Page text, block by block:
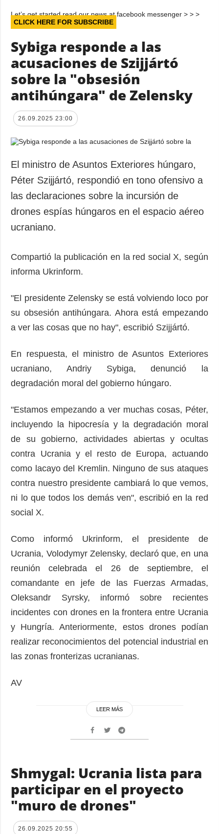
Let’s get started read our news at facebook messenger > > >
CLICK HERE FOR SUBSCRIBE
Sybiga responde a las
acusaciones de Szijjártó
sobre la "obsesión
antihúngara" de Zelensky
26.09.2025 23:00
El ministro de Asuntos Exteriores húngaro,
Péter Szijjártó, respondió en tono ofensivo a
las declaraciones sobre la incursión de
drones espías húngaros en el espacio aéreo
ucraniano.
Compartió la publicación en la red social X, según
informa Ukrinform.
"El presidente Zelensky se está volviendo loco por
su obsesión antihúngara. Ahora está empezando
a ver las cosas que no hay", escribió Szijjártó.
En respuesta, el ministro de Asuntos Exteriores
ucraniano, Andriy Sybiga, denunció la
degradación moral del gobierno húngaro.
"Estamos empezando a ver muchas cosas, Péter,
incluyendo la hipocresía y la degradación moral
de su gobierno, actividades abiertas y ocultas
contra Ucrania y el resto de Europa, actuando
como lacayo del Kremlin. Ninguno de sus ataques
contra nuestro presidente cambiará lo que vemos,
ni lo que todos los demás ven", escribió en la red
social X.
Como informó Ukrinform, el presidente de
Ucrania, Volodymyr Zelensky, declaró que, en una
reunión celebrada el 26 de septiembre, el
comandante en jefe de las Fuerzas Armadas,
Oleksandr Syrsky, informó sobre recientes
incidentes con drones en la frontera entre Ucrania
y Hungría. Anteriormente, estos drones podían
realizar reconocimientos del potencial industrial en
las zonas fronterizas ucranianas.
AV
LEER MÁS
Shmygal: Ucrania lista para
participar en el proyecto
"muro de drones"
26.09.2025 20:55